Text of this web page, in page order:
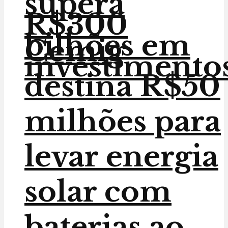
R$300
bilhões em
Cemig
destina R$50
milhões para
levar energia
solar com